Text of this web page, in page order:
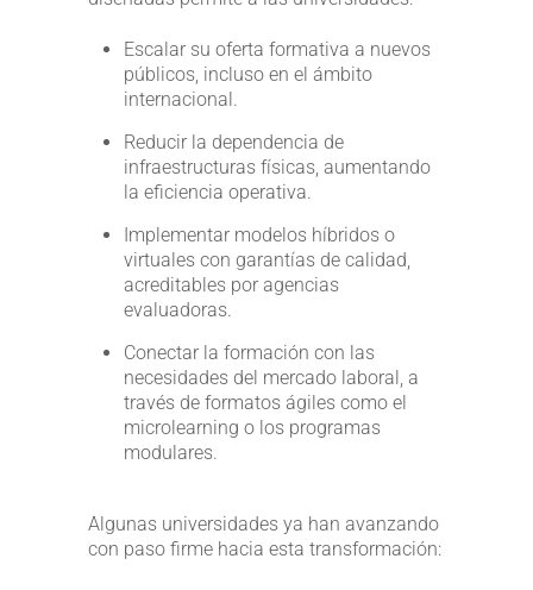
Escalar su oferta formativa a nuevos
públicos, incluso en el ámbito
internacional.
Reducir la dependencia de
infraestructuras físicas, aumentando
la eficiencia operativa.
Implementar modelos híbridos o
virtuales con garantías de calidad,
acreditables por agencias
evaluadoras.
Conectar la formación con las
necesidades del mercado laboral, a
través de formatos ágiles como el
microlearning o los programas
modulares.
Algunas universidades ya han avanzando
con paso firme hacia esta transformación: